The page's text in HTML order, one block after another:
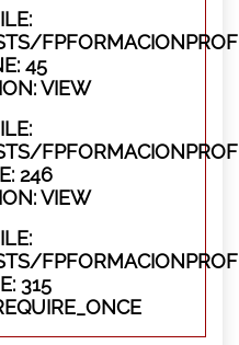
45
VIEW
246
VIEW
315